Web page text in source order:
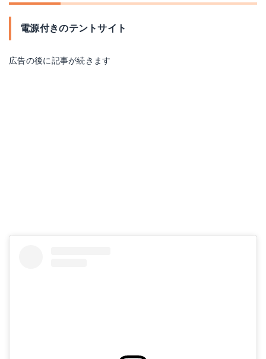
電源付きのテントサイト
広告の後に記事が続きます